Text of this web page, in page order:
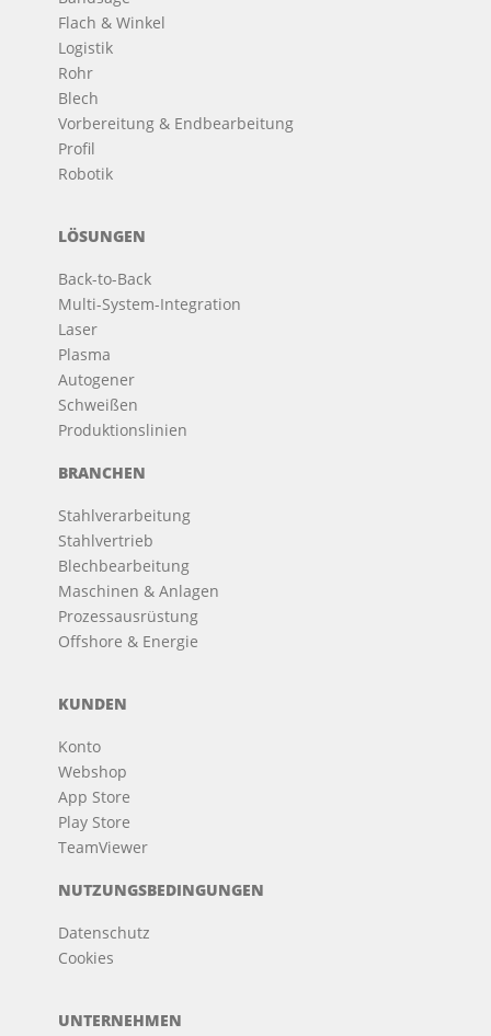
Flach & Winkel
Logistik
Rohr
Blech
Vorbereitung & Endbearbeitung
Profil
Robotik
LÖSUNGEN
Back-to-Back
Multi-System-Integration
Laser
Plasma
Autogener
Schweißen
Produktionslinien
BRANCHEN
Stahlverarbeitung
Stahlvertrieb
Blechbearbeitung
Maschinen & Anlagen
Prozessausrüstung
Offshore & Energie
KUNDEN
Konto
Webshop
App Store
Play Store
TeamViewer
NUTZUNGSBEDINGUNGEN
Datenschutz
Cookies
UNTERNEHMEN